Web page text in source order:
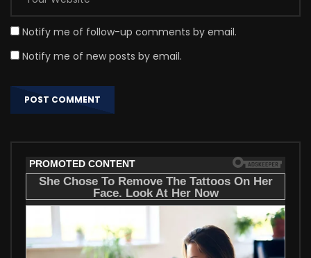
Notify me of follow-up comments by email.
Notify me of new posts by email.